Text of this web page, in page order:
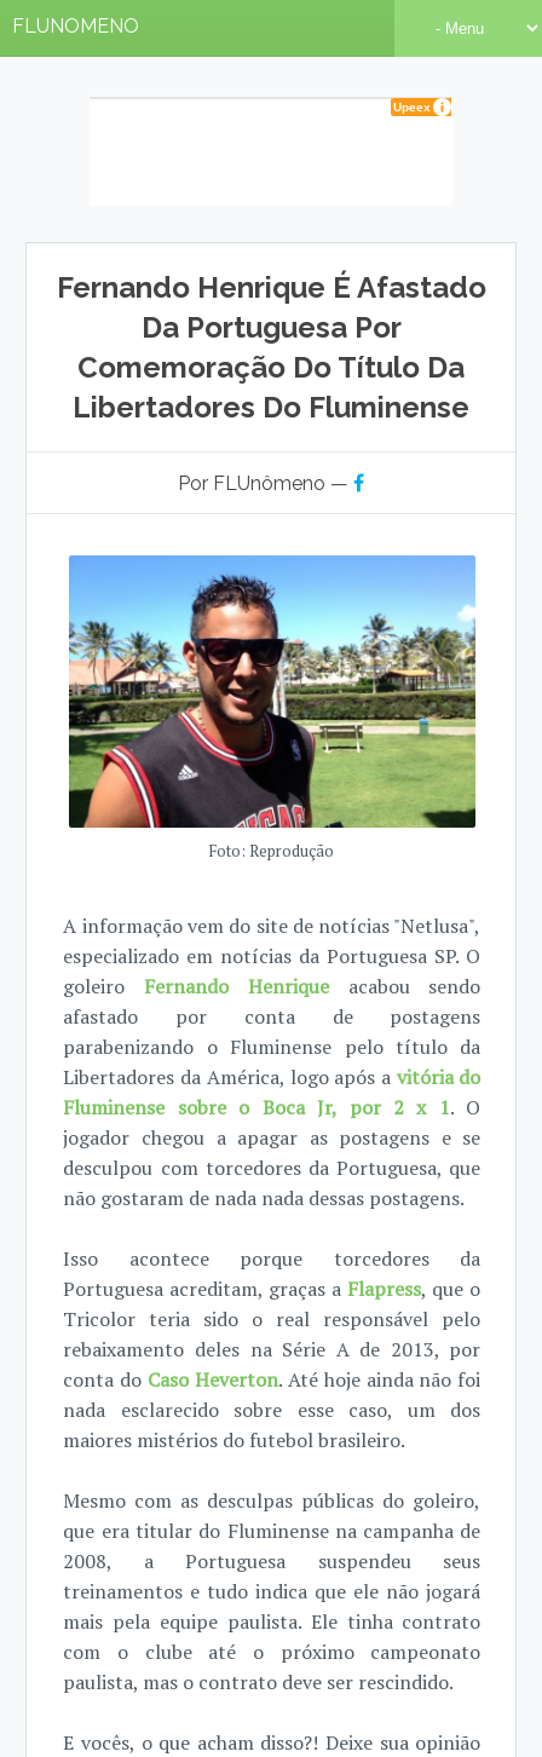
FLUNOMENO
Fernando Henrique É Afastado
Da Portuguesa Por
Comemoração Do Título Da
Libertadores Do Fluminense
Por FLUnômeno —
Foto: Reprodução
A informação vem do site de notícias "Netlusa",
especializado em notícias da Portuguesa SP. O
goleiro Fernando Henrique
acabou sendo
afastado por conta de postagens
parabenizando o Fluminense pelo título da
Libertadores da América, logo após a vitória do
Fluminense sobre o Boca Jr, por 2 x 1. O
jogador chegou a apagar as postagens e se
desculpou com torcedores da Portuguesa, que
não gostaram de nada nada dessas postagens.
Isso acontece porque torcedores da
Portuguesa acreditam, graças a Flapress, que o
Tricolor teria sido o real responsável pelo
rebaixamento deles na Série A de 2013, por
conta do Caso Heverton. Até hoje ainda não foi
nada esclarecido sobre esse caso, um dos
maiores mistérios do futebol brasileiro.
Mesmo com as desculpas públicas do goleiro,
que era titular do Fluminense na campanha de
2008, a Portuguesa suspendeu seus
treinamentos e tudo indica que ele não jogará
mais pela equipe paulista. Ele tinha contrato
com o clube até o próximo campeonato
paulista, mas o contrato deve ser rescindido.
E vocês, o que acham disso?! Deixe sua opinião